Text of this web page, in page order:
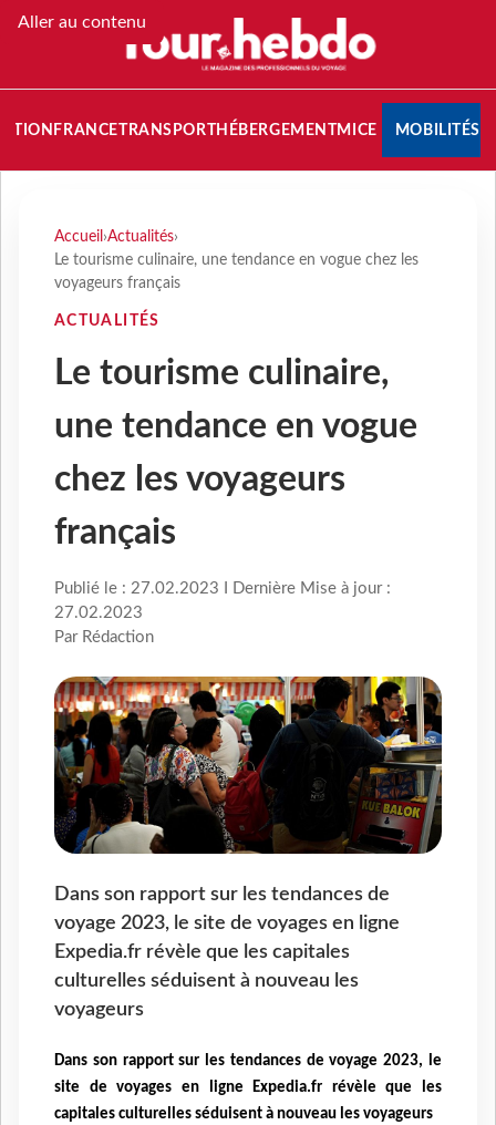
Aller au contenu
FRANCETRANSPORT HÉBERGEMENTMICE MOBILITÉS
Accueil ›Actualités›
Le tourisme culinaire, une tendance en vogue chez les
voyageurs français
ACTUALITÉS
Le tourisme culinaire,
une tendance en vogue
chez les voyageurs
français
Publié le : 27.02.2023 I Dernière Mise à jour :
27.02.2023
Par Rédaction
Dans son rapport sur les tendances de
voyage 2023, le site de voyages en ligne
Expedia.fr révèle que les capitales
culturelles séduisent à nouveau les
voyageurs
Dans son rapport sur les tendances de voyage 2023, le
site de voyages en ligne Expedia.fr révèle que les
capitales culturelles séduisent à nouveau les voyageurs